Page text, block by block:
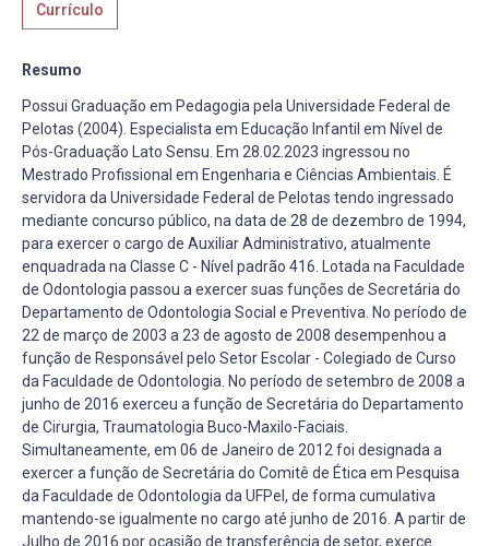
Currículo
Resumo
Possui Graduação em Pedagogia pela Universidade Federal de
Pelotas (2004). Especialista em Educação Infantil em Nível de
Pós-Graduação Lato Sensu. Em 28.02.2023 ingressou no
Mestrado Profissional em Engenharia e Ciências Ambientais. É
servidora da Universidade Federal de Pelotas tendo ingressado
mediante concurso público, na data de 28 de dezembro de 1994,
para exercer o cargo de Auxiliar Administrativo, atualmente
enquadrada na Classe C - Nível padrão 416. Lotada na Faculdade
de Odontologia passou a exercer suas funções de Secretária do
Departamento de Odontologia Social e Preventiva. No período de
22 de março de 2003 a 23 de agosto de 2008 desempenhou a
função de Responsável pelo Setor Escolar - Colegiado de Curso
da Faculdade de Odontologia. No período de setembro de 2008 a
junho de 2016 exerceu a função de Secretária do Departamento
de Cirurgia, Traumatologia Buco-Maxilo-Faciais.
Simultaneamente, em 06 de Janeiro de 2012 foi designada a
exercer a função de Secretária do Comitê de Ética em Pesquisa
da Faculdade de Odontologia da UFPel, de forma cumulativa
mantendo-se igualmente no cargo até junho de 2016. A partir de
Julho de 2016 por ocasião de transferência de setor, exerce